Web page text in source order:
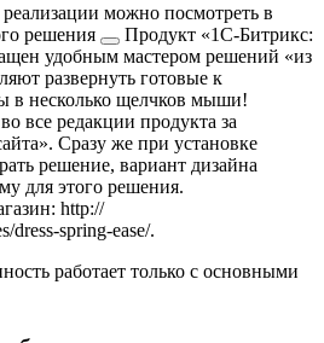
реализации можно посмотреть в
решения
Продукт «1С-Битрикс:
удобным мастером решений «из
развернуть готовые к
в несколько щелчков мыши!
все редакции продукта за
Сразу же при установке
решение, вариант дизайна
для этого решения.
http://
dress-spring-ease/.
работает только с основными